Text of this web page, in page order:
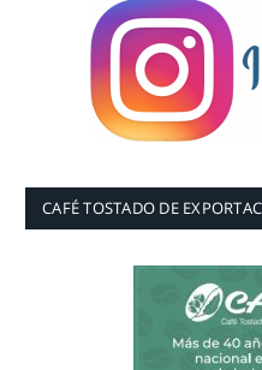
CAFÉ TOSTADO DE